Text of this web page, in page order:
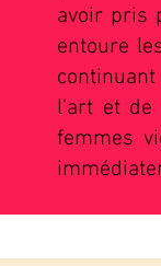
avoir pris
entoure
l’art et
femmes